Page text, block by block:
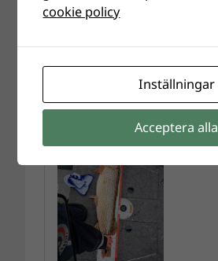
Längd (cm)
Fångstdatum
cookie policy
Inställningar
Acceptera alla